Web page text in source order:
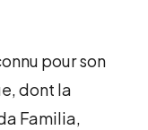
pour son
dont la
Familia,